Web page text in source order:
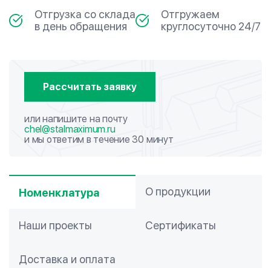
Отгрузка со склада
в день обращения
Отгружаем
круглосуточно 24/7
Рассчитать заявку
или напишите на почту
chel@stalmaximum.ru
и мы ответим в течение 30 минут
Номенклатура О продукции
Наши проекты Сертификаты
Доставка и оплата